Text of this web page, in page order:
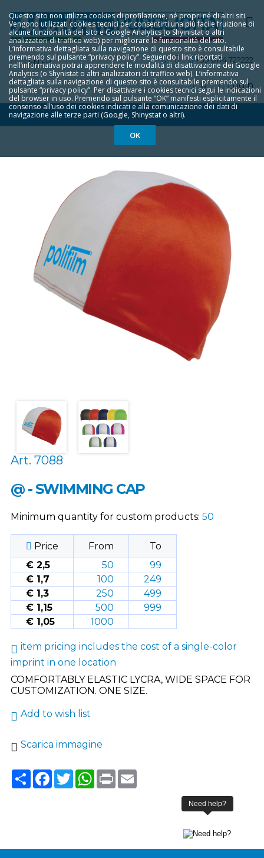
Questo sito non utilizza cookies di profilazione, né propri né di altri siti.
Vengono utilizzati cookies tecnici per consentirti una più facile fruizione di
alcune funzionalità del sito e Google Analytics (o Shyinistat o altri
analizzatori di traffico web) per migliorare le funzionalità del sito.
L‘informativa dettagliata sulla navigazione di questo sito è consultabile
premendo sul pulsante “privacy policy”. Seguendo i link riportati
nell‘informativa potrai apprendere le modalità di disattivazione dei Google
Analytics (o Shynistat o altri analizzatori di traffico web). L‘informativa
dettagliata sulla navigazione di questo sito è consultabile premendo sul
pulsante “privacy policy”. Per disattivare i cookies tecnici segui le indicazioni
del browser in uso. Premendo sul pulsante “OK” manifesti esplicitamente il
consenso all‘uso dei cookies indicati e alla comunicazione dei dati di
navigazione alle terze parti (Google, Shinystat o altri).
OK
IT EN FR +39 0174 722222
Login
0
HOME 7088
Art. 7088
@ - SWIMMING CAP
Minimum quantity for custom products: 50
Price From
To
€ 2,5
50
99
€ 1,7
100
249
€ 1,3
250
499
€ 1,15
500
999
€ 1,05
1000
item pricing includes the cost of a single-color
imprint in one location
COMFORTABLY ELASTIC LYCRA, WIDE SPACE FOR
CUSTOMIZATION. ONE SIZE.
Add to wish list
Scarica immagine
ShareFacebook
TwitterWhatsApp
PrintEmail